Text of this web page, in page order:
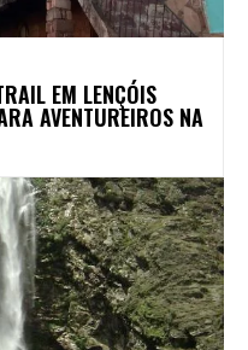
EM LENÇÓIS
AVENTUREIROS NA